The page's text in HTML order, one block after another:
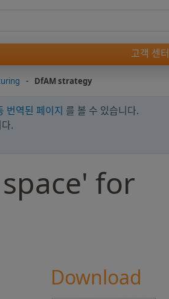
고객 센터
- DfAM strategy
번역된 페이지 를 볼 수 있습니다.
.
for
Download